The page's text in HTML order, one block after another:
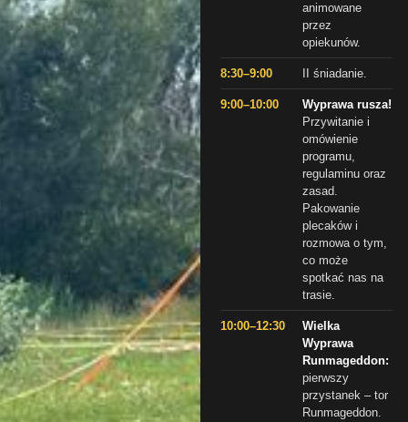
animowane
przez
opiekunów.
8:30–9:00 II śniadanie.
9:00–10:00
Wyprawa rusza!
Przywitanie i
omówienie
programu,
regulaminu oraz
zasad.
Pakowanie
plecaków i
rozmowa o tym,
co może
spotkać nas na
trasie.
10:00–12:30
Wielka
Wyprawa
Runmageddon:
pierwszy
przystanek – tor
Runmageddon.